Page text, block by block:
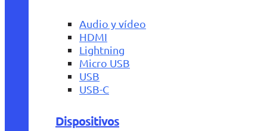
Audio y vídeo
HDMI
Lightning
Micro USB
USB
USB-C
Dispositivos